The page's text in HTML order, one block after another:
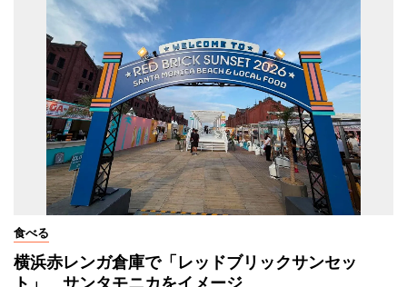
食べる
横浜赤レンガ倉庫で「レッドブリックサンセッ